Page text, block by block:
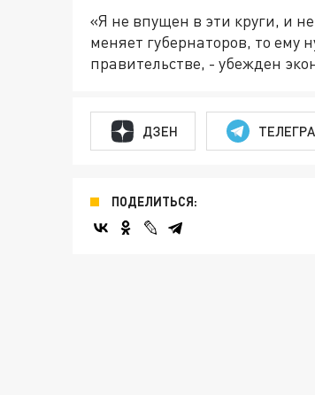
«Я не впущен в эти круги, и
меняет губернаторов, то ему
правительстве, - убежден
ДЗЕН
ПОДЕЛИТЬСЯ: